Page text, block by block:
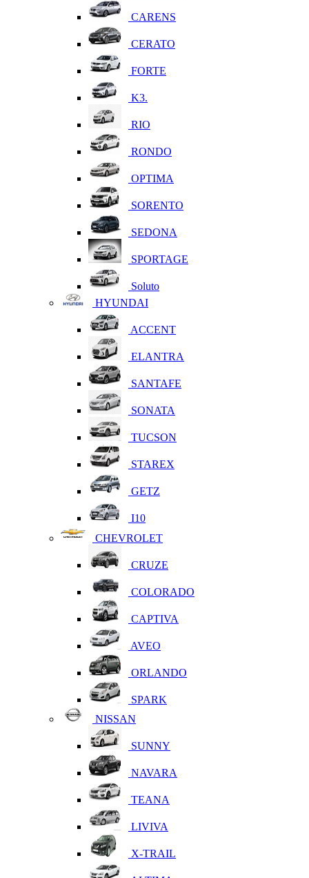
CARENS
CERATO
FORTE
K3.
RIO
RONDO
OPTIMA
SORENTO
SEDONA
SPORTAGE
Soluto
HYUNDAI
ACCENT
ELANTRA
SANTAFE
SONATA
TUCSON
STAREX
GETZ
I10
CHEVROLET
CRUZE
COLORADO
CAPTIVA
AVEO
ORLANDO
SPARK
NISSAN
SUNNY
NAVARA
TEANA
LIVIVA
X-TRAIL